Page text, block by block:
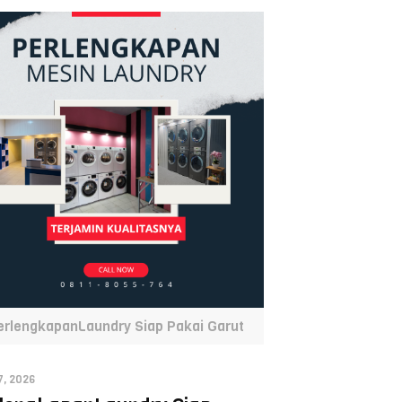
Siap Pakai Garut
2026